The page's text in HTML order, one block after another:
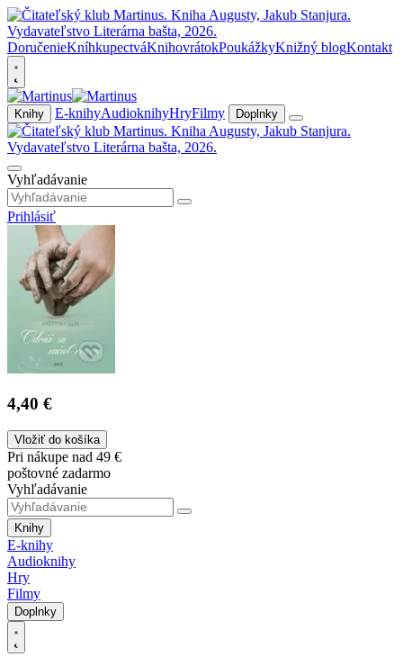
DoručenieKníhkupectváKnihovrátokPoukážkyKnižný blogKontakt
Knihy E-knihyAudioknihyHryFilmy Doplnky
Vyhľadávanie
Prihlásiť
4,40 €
Vložiť do košíka
Pri nákupe nad 49 €
poštovné zadarmo
Vyhľadávanie
Knihy
E-knihy
Audioknihy
Hry
Filmy
Doplnky